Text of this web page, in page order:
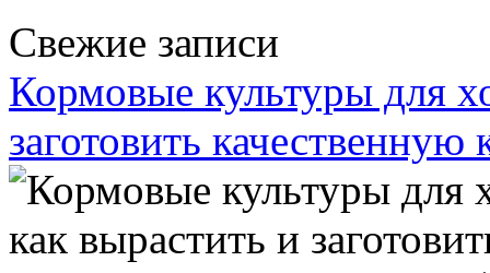
Свежие записи
Кормовые культуры для
заготовить